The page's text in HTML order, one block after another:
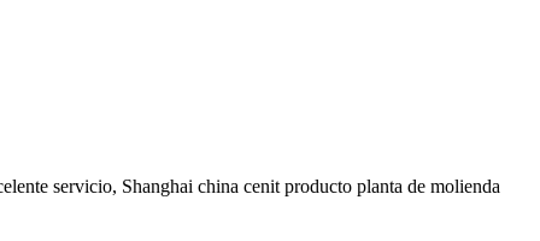
servicio, Shanghai china cenit producto planta de molienda